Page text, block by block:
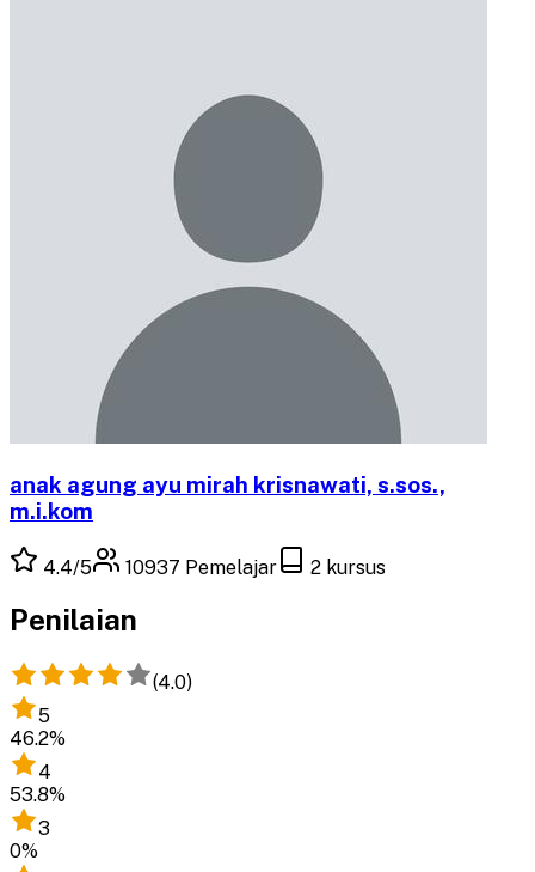
anak agung ayu mirah krisnawati, s.sos.,
m.i.kom
4.4/5 10937 Pemelajar 2 kursus
Penilaian
(4.0)
5
46.2%
4
53.8%
3
0%